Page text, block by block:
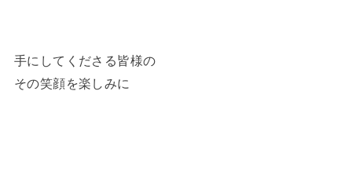
手にしてくださる皆様の
その笑顔を楽しみに